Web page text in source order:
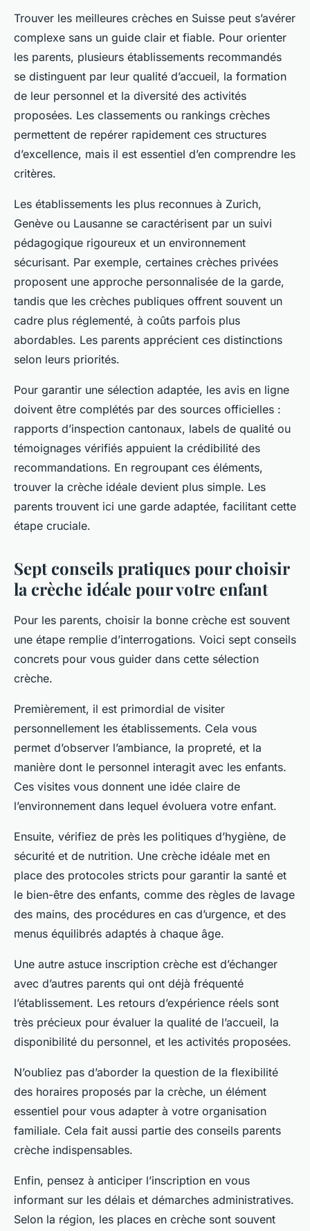
Trouver les meilleures crèches en Suisse peut s’avérer
complexe sans un guide clair et fiable. Pour orienter
les parents, plusieurs établissements recommandés
se distinguent par leur qualité d’accueil, la formation
de leur personnel et la diversité des activités
proposées. Les classements ou rankings crèches
permettent de repérer rapidement ces structures
d’excellence, mais il est essentiel d’en comprendre les
critères.
Les établissements les plus reconnues à Zurich,
Genève ou Lausanne se caractérisent par un suivi
pédagogique rigoureux et un environnement
sécurisant. Par exemple, certaines crèches privées
proposent une approche personnalisée de la garde,
tandis que les crèches publiques offrent souvent un
cadre plus réglementé, à coûts parfois plus
abordables. Les parents apprécient ces distinctions
selon leurs priorités.
Pour garantir une sélection adaptée, les avis en ligne
doivent être complétés par des sources officielles :
rapports d’inspection cantonaux, labels de qualité ou
témoignages vérifiés appuient la crédibilité des
recommandations. En regroupant ces éléments,
trouver la crèche idéale devient plus simple. Les
parents trouvent ici une garde adaptée, facilitant cette
étape cruciale.
Sept conseils pratiques pour choisir
la crèche idéale pour votre enfant
Pour les parents, choisir la bonne crèche est souvent
une étape remplie d’interrogations. Voici sept conseils
concrets pour vous guider dans cette sélection
crèche.
Premièrement, il est primordial de visiter
personnellement les établissements. Cela vous
permet d’observer l’ambiance, la propreté, et la
manière dont le personnel interagit avec les enfants.
Ces visites vous donnent une idée claire de
l’environnement dans lequel évoluera votre enfant.
Ensuite, vérifiez de près les politiques d’hygiène, de
sécurité et de nutrition. Une crèche idéale met en
place des protocoles stricts pour garantir la santé et
le bien-être des enfants, comme des règles de lavage
des mains, des procédures en cas d’urgence, et des
menus équilibrés adaptés à chaque âge.
Une autre astuce inscription crèche est d’échanger
avec d’autres parents qui ont déjà fréquenté
l’établissement. Les retours d’expérience réels sont
très précieux pour évaluer la qualité de l’accueil, la
disponibilité du personnel, et les activités proposées.
N’oubliez pas d’aborder la question de la flexibilité
des horaires proposés par la crèche, un élément
essentiel pour vous adapter à votre organisation
familiale. Cela fait aussi partie des conseils parents
crèche indispensables.
Enfin, pensez à anticiper l’inscription en vous
informant sur les délais et démarches administratives.
Selon la région, les places en crèche sont souvent